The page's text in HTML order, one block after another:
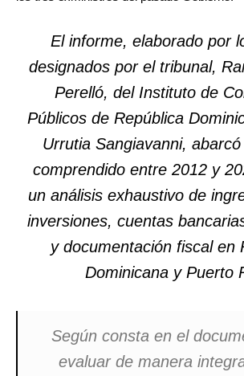
El informe, elaborado por
designados por el tribunal,
Perelló, del Instituto de
Públicos de República
Urrutia Sangiavanni,
comprendido entre 2012 y
un análisis exhaustivo de
inversiones, cuentas
y documentación fiscal en
Dominicana y Puerto
Según consta en el
evaluar de manera